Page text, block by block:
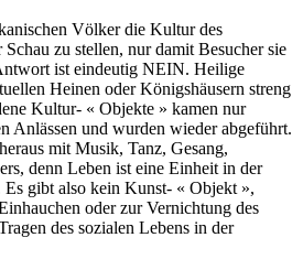
Völker die Kultur des
zu stellen, nur damit Besucher sie
ist eindeutig NEIN. Heilige
Heinen oder Königshäusern streng
Kultur- « Objekte » kamen nur
Anlässen und wurden wieder abgeführt.
mit Musik, Tanz, Gesang,
denn Leben ist eine Einheit in der
gibt also kein Kunst- « Objekt »,
oder zur Vernichtung des
des sozialen Lebens in der